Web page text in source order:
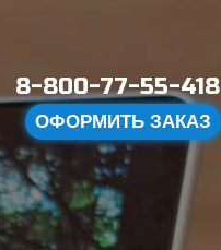
8-800-77-55-418
ОФОРМИТЬ ЗАКАЗ